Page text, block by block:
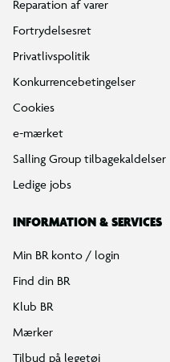
Reparation af varer
Fortrydelsesret
Privatlivspolitik
Konkurrencebetingelser
Cookies
e-mærket
Salling Group tilbagekaldelser
Ledige jobs
INFORMATION & SERVICES
Min BR konto / login
Find din BR
Klub BR
Mærker
Tilbud på legetøj